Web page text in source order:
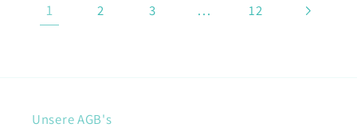
1 2 3 … 12
Unsere AGB's